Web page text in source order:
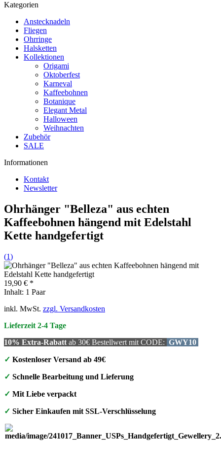
Kategorien
Anstecknadeln
Fliegen
Ohrringe
Halsketten
Kollektionen
Origami
Oktoberfest
Karneval
Kaffeebohnen
Botanique
Elegant Metal
Halloween
Weihnachten
Zubehör
SALE
Informationen
Kontakt
Newsletter
Ohrhänger "Belleza" aus echten
Kaffeebohnen hängend mit Edelstahl
Kette handgefertigt
(1)
19,90 € *
Inhalt: 1 Paar
inkl. MwSt. zzgl. Versandkosten
Lieferzeit 2-4 Tage
10% Extra-Rabatt ab 30€ Bestellwert mit CODE: GWY10
✓ Kostenloser Versand ab 49€
✓ Schnelle Bearbeitung und Lieferung
✓ Mit Liebe verpackt
✓ Sicher Einkaufen mit SSL-Verschlüsselung